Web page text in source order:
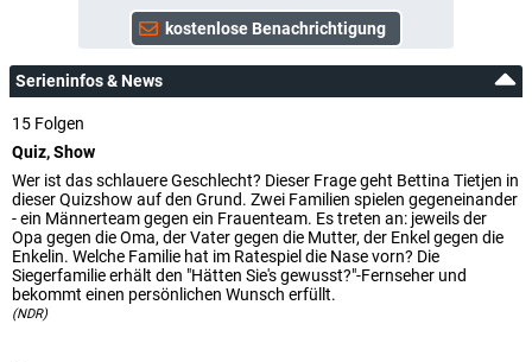
Serieninfos & News
15 Folgen
Quiz, Show
Wer ist das schlauere Geschlecht? Dieser Frage geht Bettina Tietjen in
dieser Quizshow auf den Grund. Zwei Familien spielen gegeneinander
- ein Männerteam gegen ein Frauenteam. Es treten an: jeweils der
Opa gegen die Oma, der Vater gegen die Mutter, der Enkel gegen die
Enkelin. Welche Familie hat im Ratespiel die Nase vorn? Die
Siegerfamilie erhält den "Hätten Sie's gewusst?"-Fernseher und
bekommt einen persönlichen Wunsch erfüllt.
(NDR)